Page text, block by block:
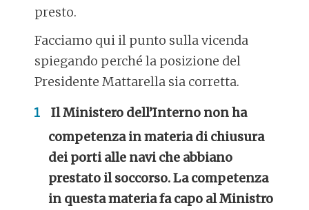
presto.
Facciamo qui il punto sulla vicenda
spiegando perché la posizione del
Presidente Mattarella sia corretta.
Il Ministero dell’Interno non ha
competenza in materia di chiusura
dei porti alle navi che abbiano
prestato il soccorso. La competenza
in questa materia fa capo al Ministro